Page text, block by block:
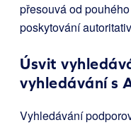
přesouvá od
poskytování
Úsvit
vyhledávání s
Vyhledávání